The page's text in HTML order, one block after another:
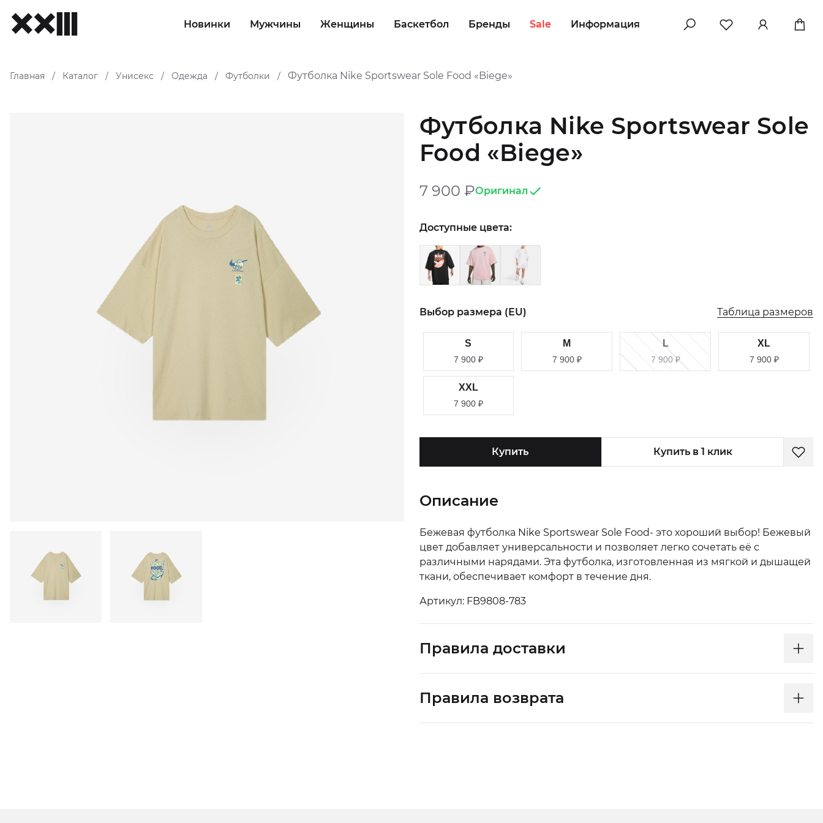
Новинки Мужчины Женщины Баскетбол Бренды Sale Информация
Главная / Каталог / Унисекс / Одежда / Футболки / Футболка Nike Sportswear Sole Food «Biege»
Футболка Nike Sportswear Sole
Food «Biege»
7 900 ₽Оригинал
Доступные цвета:
Выбор размера (EU) Таблица размеров
S
7 900 ₽
M
7 900 ₽
L
7 900₽
XL
7 900 ₽
XXL
7 900 ₽
Купить Купить в 1 клик
Описание
Бежевая футболка Nike Sportswear Sole Food- это хороший выбор! Бежевый
цвет добавляет универсальности и позволяет легко сочетать её с
различными нарядами. Эта футболка, изготовленная из мягкой и дышащей
ткани, обеспечивает комфорт в течение дня.
Артикул: FB9808-783
Правила доставки
Правила возврата